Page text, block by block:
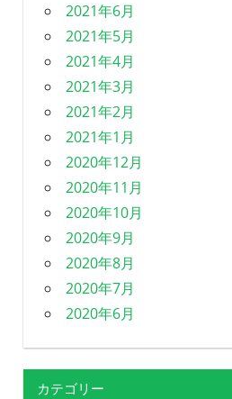
2021年6月
2021年5月
2021年4月
2021年3月
2021年2月
2021年1月
2020年12月
2020年11月
2020年10月
2020年9月
2020年8月
2020年7月
2020年6月
カテゴリー